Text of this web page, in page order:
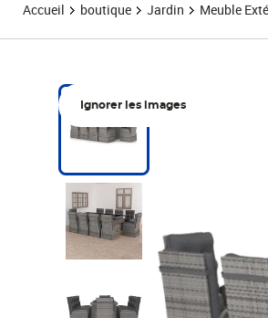
Accueil boutique Jardin Meuble
Ignorer les images